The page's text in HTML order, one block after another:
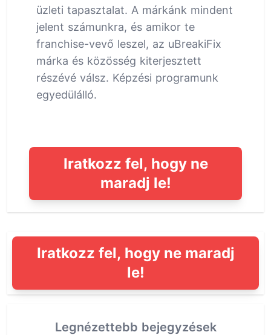
üzleti tapasztalat. A márkánk mindent
jelent számunkra, és amikor te
franchise-vevő leszel, az uBreakiFix
márka és közösség kiterjesztett
részévé válsz. Képzési programunk
egyedülálló.
Iratkozz fel, hogy ne
maradj le!
Iratkozz fel, hogy ne maradj
le!
Legnézettebb bejegyzések